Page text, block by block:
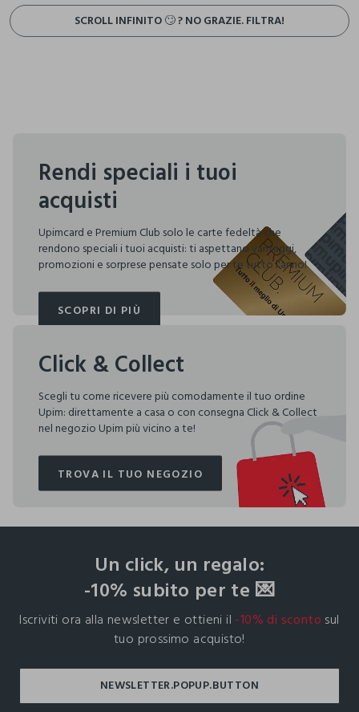
SCROLL INFINITO 🙄 ? NO GRAZIE. FILTRA!
Rendi speciali i tuoi
acquisti
Upimcard e Premium Club solo le carte fedeltà che
rendono speciali i tuoi acquisti: ti aspettano vantaggi,
promozioni e sorprese pensate solo per te tutto l'anno!
SCOPRI DI PIÙ
SCOPRI DI PIÙ
Click & Collect
Scegli tu come ricevere più comodamente il tuo ordine
Upim: direttamente a casa o con consegna Click & Collect
nel negozio Upim più vicino a te!
TROVA IL TUO NEGOZIO
TROVA IL TUO NEGOZIO
Un click, un regalo:
-10% subito per te 💌
Iscriviti ora alla newsletter e ottieni il -10% di sconto sul
tuo prossimo acquisto!